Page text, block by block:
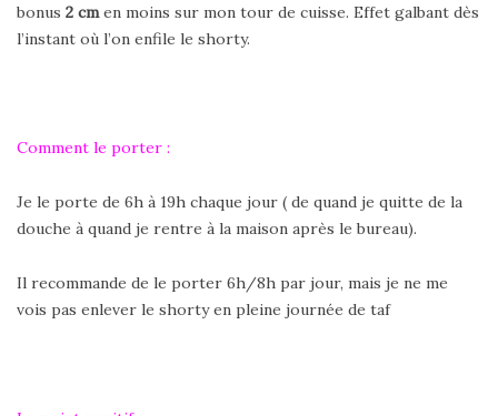
bonus 2 cmen moins sur mon tour de cuisse. Effet galbant dès
l’instant où l’on enfile le shorty.
Comment le porter :
Je le porte de 6h à 19h chaque jour ( de quand je quitte de la
douche à quand je rentre à la maison après le bureau).
Il recommande de le porter 6h/8h par jour, mais je ne me
vois pas enlever le shorty en pleine journée de taf